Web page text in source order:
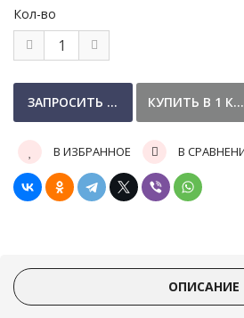
Кол-во
В ИЗБРАННОЕ В
ОПИСАНИЕ